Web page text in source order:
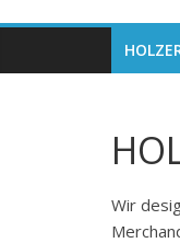
Wir